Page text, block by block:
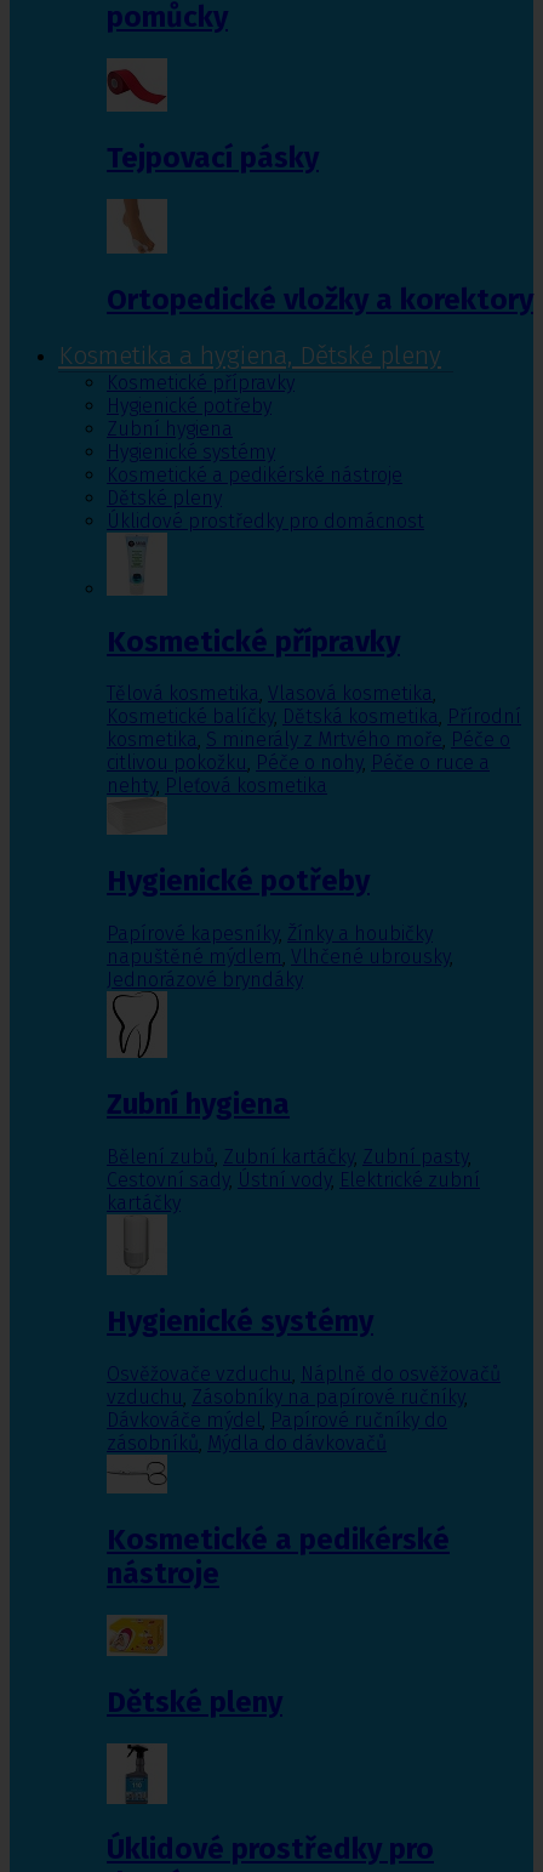
pomůcky
Tejpovací pásky
Ortopedické vložky a korektory
Kosmetika a hygiena, Dětské pleny
Kosmetické přípravky
Hygienické potřeby
Zubní hygiena
Hygienické systémy
Kosmetické a pedikérské nástroje
Dětské pleny
Úklidové prostředky pro domácnost
Kosmetické přípravky
Tělová kosmetika, Vlasová kosmetika,
Kosmetické balíčky, Dětská kosmetika, Přírodní
kosmetika, S minerály z Mrtvého moře, Péče o
citlivou pokožku, Péče o nohy, Péče o ruce a
nehty, Pleťová kosmetika
Hygienické potřeby
Papírové kapesníky, Žínky a houbičky
napuštěné mýdlem, Vlhčené ubrousky,
Jednorázové bryndáky
Zubní hygiena
Bělení zubů, Zubní kartáčky, Zubní pasty,
Cestovní sady, Ústní vody, Elektrické zubní
kartáčky
Hygienické systémy
Osvěžovače vzduchu, Náplně do osvěžovačů
vzduchu, Zásobníky na papírové ručníky,
Dávkováče mýdel, Papírové ručníky do
zásobníků, Mýdla do dávkovačů
Kosmetické a pedikérské
nástroje
Dětské pleny
Úklidové prostředky pro